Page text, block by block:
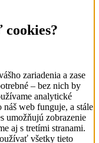
zariadenia a zase
– bez nich by
analytické
web funguje, a stále
umožňujú zobrazenie
aj s tretími stranami.
všetky tieto